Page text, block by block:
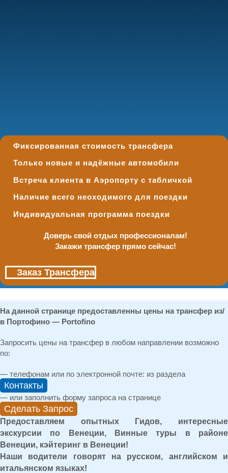
Фиксированная стоимость трансфера
Только новые и надёжные автомобили
Встреча клиента в Аэропорту с табличкой
Наличие всего неоходимого для поездки
Индивидуальная программа поездки
Доверь свой отдых профессионалам!
Закажи трансфер прямо сейчас!
Заказ Трансфера
На данной странице предоставленны цены на трансфер из/
в Портофино — Portofino
Запросить цены на трансфер в любом направлении возможно
по:
— телефонам или по электронной почте: из раздела
Контакты
— или заполнить форму запроса на странице
Сделать Запрос
Предоставляем опытных Гидов, интересные
экскурсии по Венеции, Винные туры в районе
Венеции, кэйтеринг в Венеции!
Наши водители говорят на русском, английском и
итальянском языках!